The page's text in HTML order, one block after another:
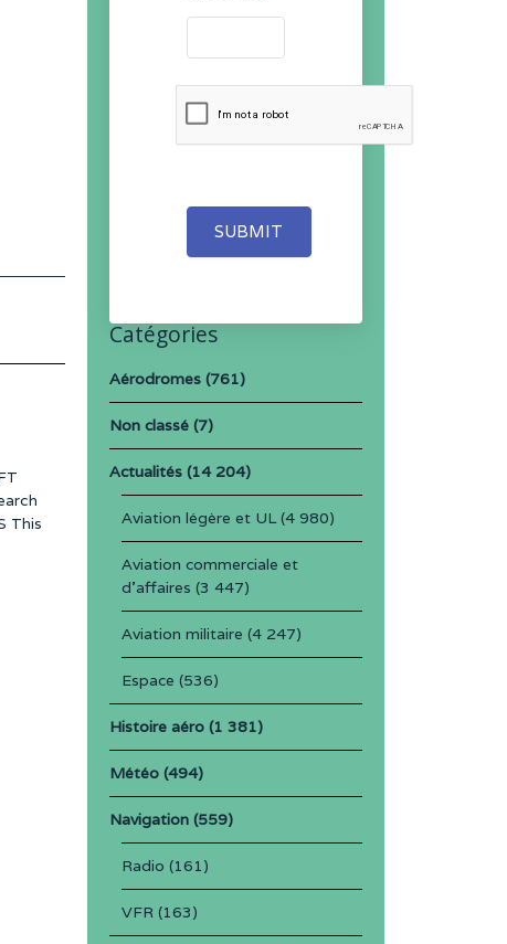
This
SUBMIT
Catégories
Aérodromes(761)
Non classé(7)
Actualités(14 204)
Aviation légère et UL(4 980)
Aviation commerciale et
d'affaires (3 447)
Aviation militaire (4 247)
Espace (536)
Histoire aéro(1 381)
Météo(494)
Navigation(559)
Radio (161)
VFR (163)